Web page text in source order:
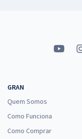
GRAN
Quem Somos
Como Funciona
Como Comprar